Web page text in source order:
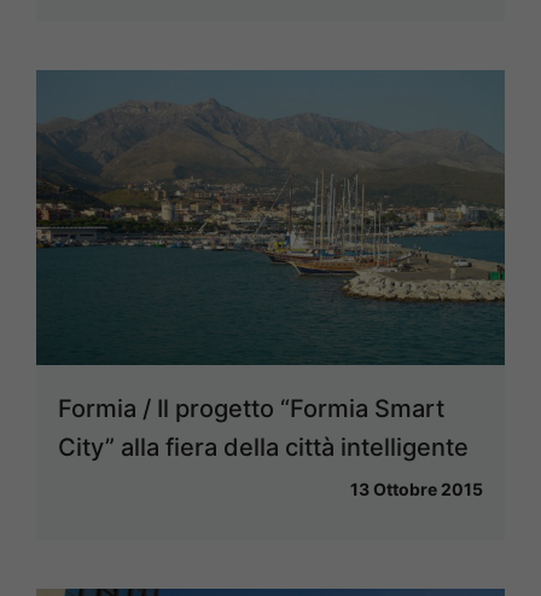
Formia / Il progetto “Formia Smart
City” alla fiera della città intelligente
13 Ottobre 2015